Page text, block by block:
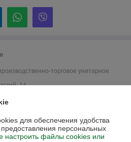
торговое унитарное
14
ГИК
для обеспечения удобства
персональных
настроить файлы cookies или